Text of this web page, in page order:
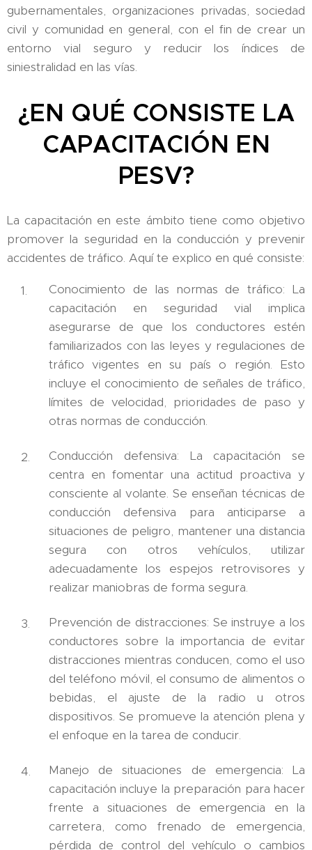
gubernamentales, organizaciones privadas, sociedad
civil y comunidad en general, con el fin de crear un
entorno vial seguro y reducir los índices de
siniestralidad en las vías.
¿EN QUÉ CONSISTE LA
CAPACITACIÓN EN
PESV?
La capacitación en este ámbito tiene como objetivo
promover la seguridad en la conducción y prevenir
accidentes de tráfico. Aquí te explico en qué consiste:
Conocimiento de las normas de tráfico: La
capacitación en seguridad vial implica
asegurarse de que los conductores estén
familiarizados con las leyes y regulaciones de
tráfico vigentes en su país o región. Esto
incluye el conocimiento de señales de tráfico,
límites de velocidad, prioridades de paso y
otras normas de conducción.
Conducción defensiva: La capacitación se
centra en fomentar una actitud proactiva y
consciente al volante. Se enseñan técnicas de
conducción defensiva para anticiparse a
situaciones de peligro, mantener una distancia
segura con otros vehículos, utilizar
adecuadamente los espejos retrovisores y
realizar maniobras de forma segura.
Prevención de distracciones: Se instruye a los
conductores sobre la importancia de evitar
distracciones mientras conducen, como el uso
del teléfono móvil, el consumo de alimentos o
bebidas, el ajuste de la radio u otros
dispositivos. Se promueve la atención plena y
el enfoque en la tarea de conducir.
Manejo de situaciones de emergencia: La
capacitación incluye la preparación para hacer
frente a situaciones de emergencia en la
carretera, como frenado de emergencia,
pérdida de control del vehículo o cambios